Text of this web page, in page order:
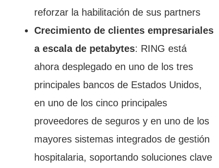
reforzar la habilitación de sus partners
Crecimiento de clientes empresariales
a escala de petabytes: RING está
ahora desplegado en uno de los tres
principales bancos de Estados Unidos,
en uno de los cinco principales
proveedores de seguros y en uno de los
mayores sistemas integrados de gestión
hospitalaria, soportando soluciones clave